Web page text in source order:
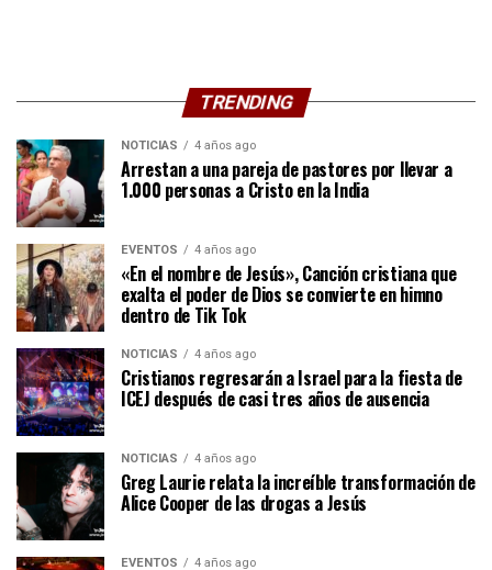
TRENDING
NOTICIAS 4 años ago
Arrestan a una pareja de pastores por llevar a
1.000 personas a Cristo en la India
EVENTOS 4 años ago
«En el nombre de Jesús», Canción cristiana que
exalta el poder de Dios se convierte en himno
dentro de Tik Tok
NOTICIAS 4 años ago
Cristianos regresarán a Israel para la fiesta de
ICEJ después de casi tres años de ausencia
NOTICIAS 4 años ago
Greg Laurie relata la increíble transformación de
Alice Cooper de las drogas a Jesús
EVENTOS 4 años ago